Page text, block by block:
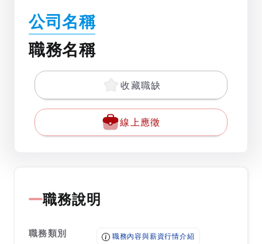
公司名稱
職務名稱
收藏職缺
線上應徵
職務說明
職務類別 職務內容與薪資行情介紹